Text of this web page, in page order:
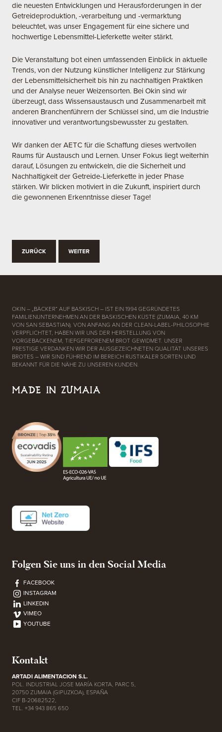
die neuesten Entwicklungen und Herausforderungen in der
Getreideproduktion, -verarbeitung und -vermarktung
beleuchtet, was unser Engagement für eine sichere und
hochwertige Lebensmittel-Lieferkette weiter stärkt.
Die Veranstaltung bot einen umfassenden Einblick in aktuelle
Trends, von der Nutzung künstlicher Intelligenz zur Stärkung
der Lebensmittelsicherheit bis hin zu nachhaltigen Praktiken
und der Analyse neuer Weizensorten. Bei Okin sind wir
überzeugt, dass Wissensaustausch und Zusammenarbeit mit
anderen Branchenführern der Schlüssel sind, um die Industrie
innovativer und verantwortungsbewusster zu gestalten.
Wir danken der AETC für die Schaffung dieses wertvollen
Raums für Austausch und Lernen. Unser Fokus liegt weiterhin
darauf, Lösungen zu entwickeln, die die Sicherheit und
Nachhaltigkeit der Getreide-Lieferkette in jeder Phase
stärken. Wir blicken motiviert in die Zukunft, inspiriert durch
die gewonnenen Erkenntnisse dieser Tage!
ZURÜCK WEITER
OKIN – „BÄCKER“ AUF BASKISCH – IST EIN 1994 GEGRÜNDETES
FAMILIENUNTERNEHMEN AN DER BASKISCHEN KÜSTE (ZUMAIA, 40 KM
VON SAN SEBASTIAN). VON ANFANG AN DER CLEAN-LABEL-PHILOSOPHIE
VERPFLICHTET, HABEN WIR UNS DER HERSTELLUNG VON
VORGEBACKENEM, TIEFGEFRORENEM BROT GEWIDMET. UNSER
PRESTIGE VERDANKEN WIR DER AUSGEZEICHNETEN QUALITÄT UNSERES
BROTES – WIR SIND FÜHREND IM BEREICH RUSTIKALER SORTEN UND
BEKANNT FÜR DIE NÄHE ZU UNSEREN KUNDEN.
MADE IN ZUMAIA
Folgen Sie uns in den Social Media
FACEBOOK
INSTAGRAM
LINKEDIN
VIMEO
YOUTUBE
Kontakt
ARTADI ALIMENTACION S.L.
POL. INDUSTRIAL JOSE MARÍA KORTA, PARC 5,
20750 ZUMAIA (GIPUZKOA), ESPAÑA
CIF B-20682522,
TEL. +34 943 865 650